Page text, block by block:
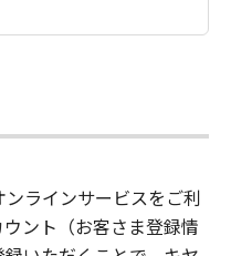
ンラインサービスをご利
ント（お客さま登録情